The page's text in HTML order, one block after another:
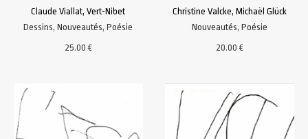
Claude Viallat, Vert-Nibet
Dessins,Nouveautés,Poésie
25.00€
Christine Valcke, Michaël Glück
Nouveautés,Poésie
20.00€